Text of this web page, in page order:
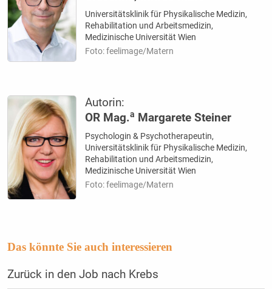
Universitätsklinik für Physikalische Medizin,
Rehabilitation und Arbeitsmedizin,
Medizinische Universität Wien
Foto: feelimage/Matern
Autorin:
OR Mag.a Margarete Steiner
Psychologin & Psychotherapeutin,
Universitätsklinik für Physikalische Medizin,
Rehabilitation und Arbeitsmedizin,
Medizinische Universität Wien
Foto: feelimage/Matern
Das könnte Sie auch interessieren
Zurück in den Job nach Krebs